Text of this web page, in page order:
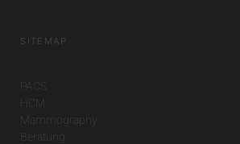
SITEMAP
PACS
HCM
Mammography
Beratung